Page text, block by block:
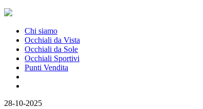
Chi siamo
Occhiali da Vista
Occhiali da Sole
Occhiali Sportivi
Punti Vendita
28-10-2025